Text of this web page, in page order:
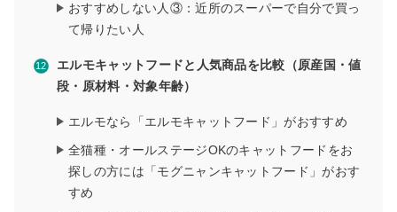
おすすめしない人③：近所のスーパーで自分で買っ
て帰りたい人
エルモキャットフードと人気商品を比較（原産国・値
段・原材料・対象年齢）
エルモなら「エルモキャットフード」がおすすめ
全猫種・オールステージOKのキャットフードをお
探しの方には「モグニャンキャットフード」がおす
すめ